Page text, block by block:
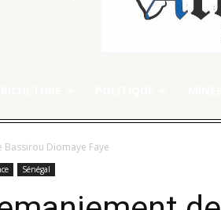
Bassirou Diomaye Faye
Sénégal